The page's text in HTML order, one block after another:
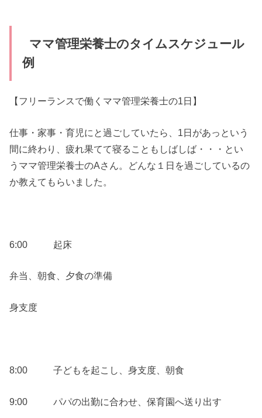
ママ管理栄養士のタイムスケジュール
例
【フリーランスで働くママ管理栄養士の1日】
仕事・家事・育児にと過ごしていたら、1日があっという
間に終わり、疲れ果てて寝ることもしばしば・・・とい
うママ管理栄養士のAさん。どんな１日を過ごしているの
か教えてもらいました。
6:00 起床
弁当、朝食、夕食の準備
身支度
8:00 子どもを起こし、身支度、朝食
9:00 パパの出勤に合わせ、保育園へ送り出す